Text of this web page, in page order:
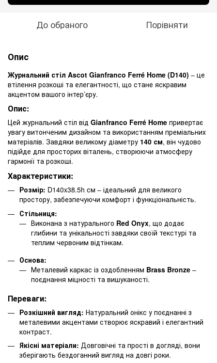
До обраного Порівняти
Опис
Журнальний стіл Ascot Gianfranco Ferré Home (D140) – це
втілення розкоші та елегантності, що стане яскравим
акцентом вашого інтер’єру.
Опис:
Цей журнальний стіл від Gianfranco Ferré Home привертає
увагу витонченим дизайном та використанням преміальних
матеріалів. Завдяки великому діаметру 140 см, він чудово
підійде для просторих віталень, створюючи атмосферу
гармонії та розкоші.
Характеристики:
Розмір: D140x38.5h см – ідеальний для великого
простору, забезпечуючи комфорт і функціональність.
Стільниця:
Виконана з натурального Red Onyx, що додає
глибини та унікальності завдяки своїй текстурі та
теплим червоним відтінкам.
Основа:
Металевий каркас із оздобленням Brass Bronze –
поєднання міцності та вишуканості.
Переваги:
Розкішний вигляд: Натуральний онікс у поєднанні з
металевими акцентами створює яскравий і елегантний
контраст.
Якісні матеріали: Довговічні та прості в догляді, вони
зберігають бездоганний вигляд на довгі роки.